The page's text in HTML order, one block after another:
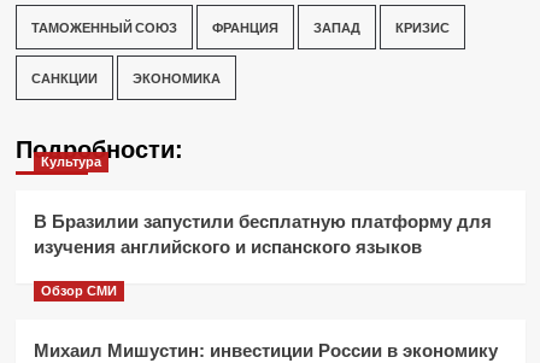
ТАМОЖЕННЫЙ СОЮЗ ФРАНЦИЯ ЗАПАД КРИЗИС
САНКЦИИ ЭКОНОМИКА
Подробности:
Культура
В Бразилии запустили бесплатную платформу для
изучения английского и испанского языков
Обзор СМИ
Михаил Мишустин: инвестиции России в экономику